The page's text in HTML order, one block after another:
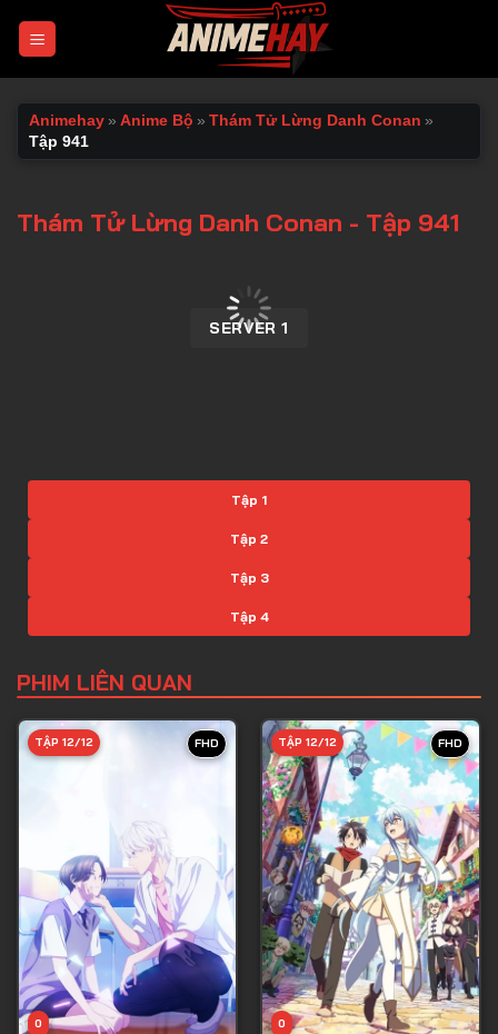
Animehay » Anime Bộ » Thám Tử Lừng Danh Conan »
Tập 941
Thám Tử Lừng Danh Conan - Tập 941
SERVER 1
Tập 1
Tập 2
Tập 3
Tập 4
Tập 6
Tập 7
Tập 8
Tập 9
Tập 10
Tập 11
Tập 12
Tập 13
Tập 14
PHIM LIÊN QUAN
FHD
0
TẬP 12/12 FHD
0
TẬP 12/12